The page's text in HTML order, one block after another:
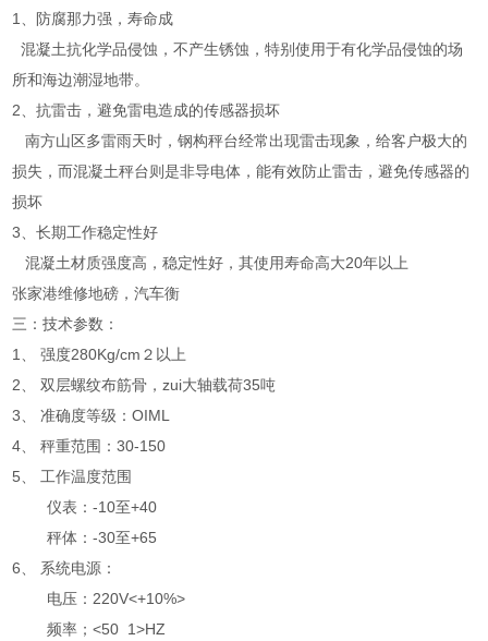
1、防腐那力强，寿命成
混凝土抗化学品侵蚀，不产生锈蚀，特别使用于有化学品侵蚀的场
所和海边潮湿地带。
2、抗雷击，避免雷电造成的传感器损坏
南方山区多雷雨天时，钢构秤台经常出现雷击现象，给客户极大的
损失，而混凝土秤台则是非导电体，能有效防止雷击，避免传感器的
损坏
3、长期工作稳定性好
混凝土材质强度高，稳定性好，其使用寿命高大20年以上
张家港维修地磅，汽车衡
三：技术参数：
1、 强度280Kg/cm２以上
2、 双层螺纹布筋骨，zui大轴载荷35吨
3、 准确度等级：OIML
4、 秤重范围：30-150
5、 工作温度范围
仪表：-10至+40
秤体：-30至+65
6、 系统电源：
电压：220V<+10%>
频率；<50 1>HZ